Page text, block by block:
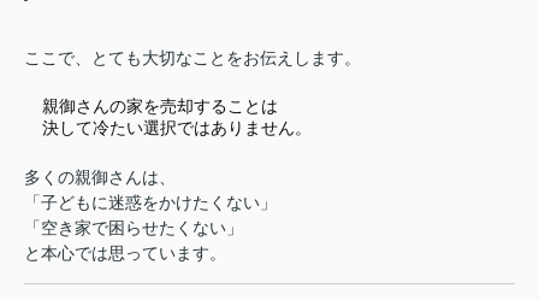
ここで、とても大切なことをお伝えします。
親御さんの家を売却することは
決して冷たい選択ではありません。
多くの親御さんは、
「子どもに迷惑をかけたくない」
「空き家で困らせたくない」
と本心では思っています。